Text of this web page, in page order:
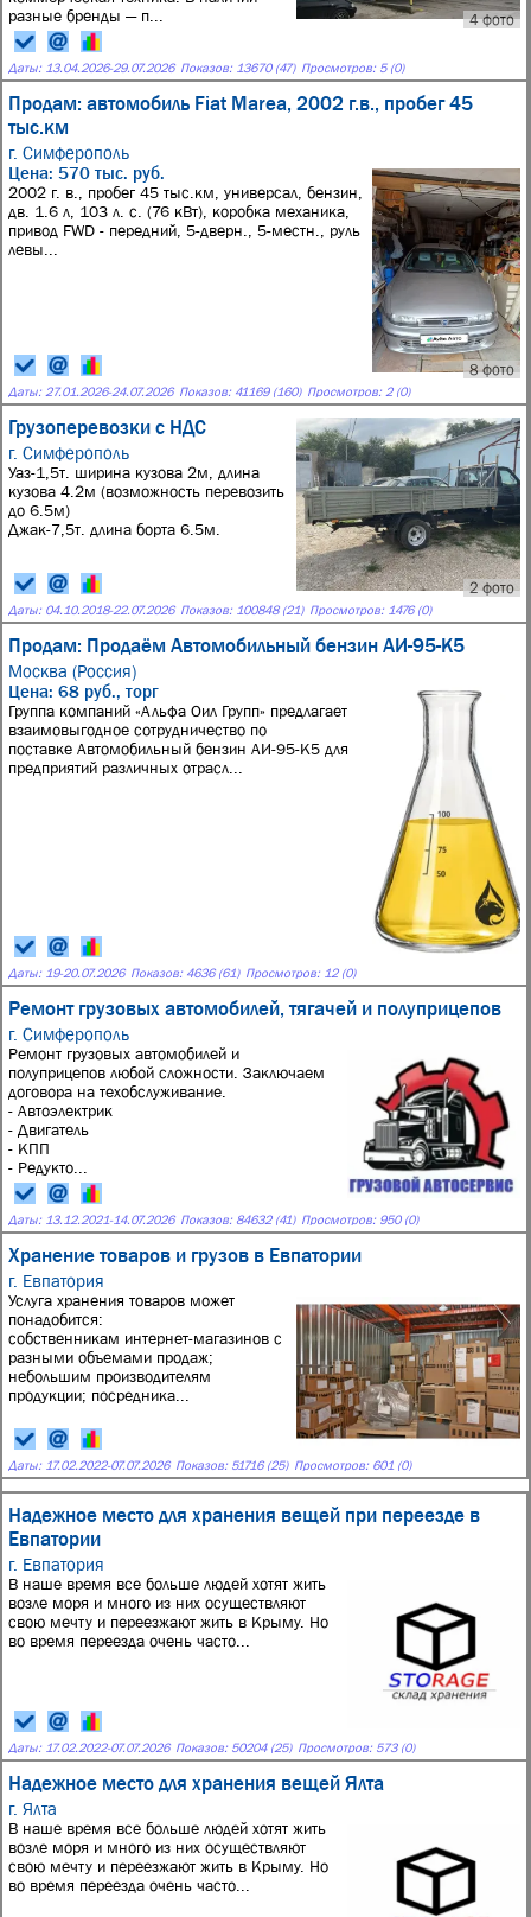
4 фото
разные бренды — п...
Даты: 13.04.2026-29.07.2026 Показов: 13670 (47) Просмотров: 5 (0)
Продам: автомобиль Fiat Marea, 2002 г.в., пробег 45
тыс.км
г. Симферополь
8 фото
Цена: 570 тыс. руб.
2002 г. в., пробег 45 тыс.км, универсал, бензин,
дв. 1.6 л, 103 л. с. (76 кВт), коробка механика,
привод FWD - передний, 5-дверн., 5-местн., руль
левы...
Даты: 27.01.2026-24.07.2026 Показов: 41169 (160) Просмотров: 2 (0)
Грузоперевозки с НДС
г. Симферополь
2 фото
Уаз-1,5т. ширина кузова 2м, длина
кузова 4.2м (возможность перевозить
до 6.5м)
Джак-7,5т. длина борта 6.5м.
Даты: 04.10.2018-22.07.2026 Показов: 100848 (21) Просмотров: 1476 (0)
Продам: Продаём Автомобильный бензин АИ-95-К5
Москва (Россия)
Цена: 68 руб., торг
Группа компаний «Альфа Оил Групп» предлагает
взаимовыгодное сотрудничество по
поставке Автомобильный бензин АИ-95-К5 для
предприятий различных отрасл...
Даты: 19-20.07.2026 Показов: 4636 (61) Просмотров: 12 (0)
Ремонт грузовых автомобилей, тягачей и полуприцепов
г. Симферополь
Ремонт грузовых автомобилей и
полуприцепов любой сложности. Заключаем
договора на техобслуживание.
- Автоэлектрик
- Двигатель
- КПП
- Редукто...
Даты: 13.12.2021-14.07.2026 Показов: 84632 (41) Просмотров: 950 (0)
Хранение товаров и грузов в Евпатории
г. Евпатория
Услуга хранения товаров может
понадобится:
собственникам интернет-магазинов с
разными объемами продаж;
небольшим производителям
продукции; посредника...
Даты: 17.02.2022-07.07.2026 Показов: 51716 (25) Просмотров: 601 (0)
Надежное место для хранения вещей при переезде в
Евпатории
г. Евпатория
В наше время все больше людей хотят жить
возле моря и много из них осуществляют
свою мечту и переезжают жить в Крыму. Но
во время переезда очень часто...
Даты: 17.02.2022-07.07.2026 Показов: 50204 (25) Просмотров: 573 (0)
Надежное место для хранения вещей Ялта
г. Ялта
В наше время все больше людей хотят жить
возле моря и много из них осуществляют
свою мечту и переезжают жить в Крыму. Но
во время переезда очень часто...